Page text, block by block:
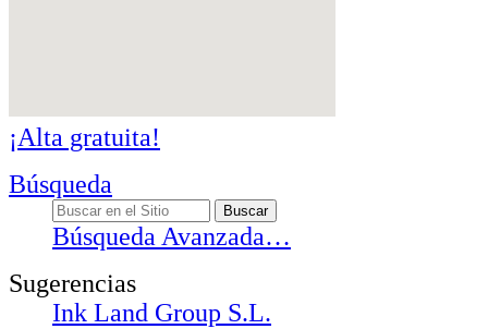
¡Alta gratuita!
Búsqueda
Búsqueda Avanzada…
Sugerencias
Ink Land Group S.L.